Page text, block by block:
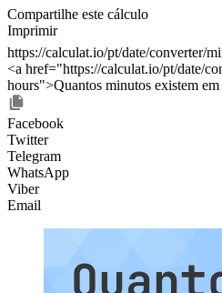
Compartilhe este cálculo
Imprimir
https://calculat.io/pt/date/converter/
<a href="https://calculat.io/pt/date/
hours">Quantos minutos existem
Facebook
Twitter
Telegram
WhatsApp
Viber
Email